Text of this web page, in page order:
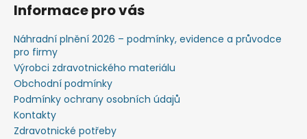
Informace pro vás
Náhradní plnění 2026 – podmínky, evidence a průvodce
pro firmy
Výrobci zdravotnického materiálu
Obchodní podmínky
Podmínky ochrany osobních údajů
Kontakty
Zdravotnické potřeby